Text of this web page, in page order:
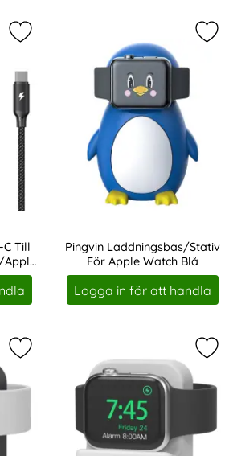
C Till
Apple
Markera mcdodo 1.2m 3in1 USB-
Pingvin Laddningsbas/Stativ
För Apple Watch Blå
Art. nr 225181
Logga in för att handla
Markera aHASTYLE Apple Watch